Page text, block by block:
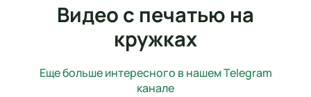
Видео с печатью на
кружках
Еще больше интересного в нашем Telegram
канале